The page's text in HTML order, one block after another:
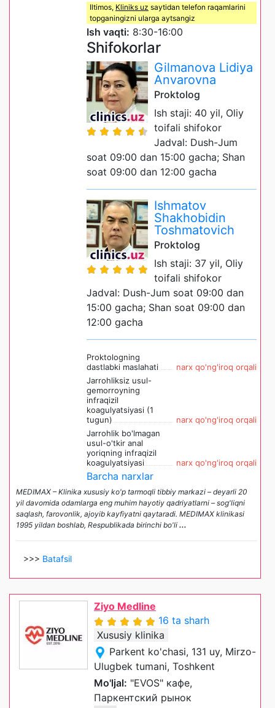
Iltimos, Kliniks uz saytidan telefon raqamlarini
topganingizni ularga aytsangiz
Ish vaqti: 8:30-16:00
Shifokorlar
Gilmanova Lidiya
Anvarovna
Proktolog
Ish staji: 40 yil, Oliy
toifali shifokor
Jadval: Dush-Jum
soat 09:00 dan 15:00 gacha; Shan
soat 09:00 dan 12:00 gacha
Ishmatov
Shakhobidin
Toshmatovich
Proktolog
Ish staji: 37 yil, Oliy
toifali shifokor
Jadval: Dush-Jum soat 09:00 dan
15:00 gacha; Shan soat 09:00 dan
12:00 gacha
Proktologning
dastlabki maslahati
narx qo'ng'iroq orqali
Jarrohliksiz usul-
gemorroyning
infraqizil
koagulyatsiyasi (1
tugun)
narx qo'ng'iroq orqali
Jarrohlik bo'lmagan
usul-o'tkir anal
yoriqning infraqizil
koagulyatsiyasi
narx qo'ng'iroq orqali
Barcha narxlar
MEDIMAX – Klinika xususiy ko'p tarmoqli tibbiy markazi – deyarli 20
yil davomida odamlarga eng muhim hayotiy qadriyatlarni – sog'liqni
saqlash, farovonlik, ajoyib kayfiyatni qaytaradi. MEDIMAX klinikasi
1995 yildan boshlab, Respublikada birinchi bo'li ...
>>> Batafsil
Ziyo Medline
16 ta sharh
Xususiy klinika
Parkent ko'chasi, 131 uy, Mirzo-
Ulugbek tumani, Toshkent
Mo'ljal: "EVOS" кафе,
Паркентский рынок